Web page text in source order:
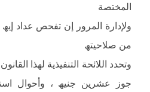
المختصة
ولإدارة المرور إن تفحص عداد
من صلاحیتھ
وتحدد اللائحة التنفیذیة لھذا
جوز عشرین جنیھ ، وأحوال